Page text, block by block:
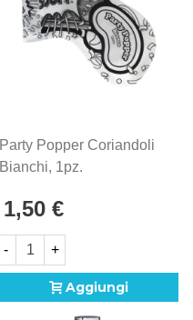
Party Popper Coriandoli
Bianchi, 1pz.
1,50 €
- +
Aggiungi